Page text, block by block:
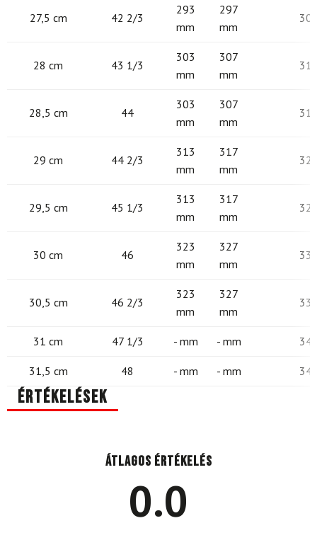
27,5 cm 42 2/3
293
mm
297
mm
28 cm 43 1/3
303
mm
307
mm
28,5 cm 44
303
mm
307
mm
29 cm 44 2/3
313
mm
317
mm
29,5 cm 45 1/3
313
mm
317
mm
30 cm 46
323
mm
327
mm
30,5 cm 46 2/3
323
mm
327
mm
31 cm 47 1/3 - mm - mm
31,5 cm 48 - mm - mm
Értékelések
Átlagos értékelés
0.0